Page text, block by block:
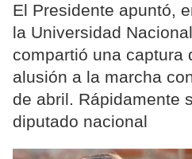
El Presidente apuntó,
la Universidad
compartió una captura
alusión a la marcha
de abril. Rápidamente
diputado nacional